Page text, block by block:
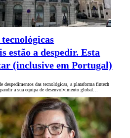
estão a despedir. Esta
(inclusive em Portugal)
despedimentos das tecnológicas, a plataforma fintech
a sua equipa de desenvolvimento global…